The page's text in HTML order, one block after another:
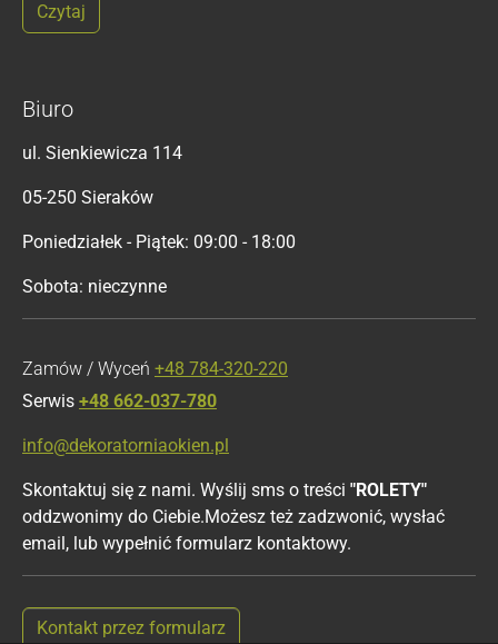
Czytaj
Biuro
ul. Sienkiewicza 114
05-250 Sieraków
Poniedziałek - Piątek: 09:00 - 18:00
Sobota: nieczynne
Zamów / Wyceń +48 784-320-220
Serwis +48 662-037-780
info@dekoratorniaokien.pl
Skontaktuj się z nami. Wyślij sms o treści "ROLETY"
oddzwonimy do Ciebie.Możesz też zadzwonić, wysłać
email, lub wypełnić formularz kontaktowy.
Kontakt przez formularz